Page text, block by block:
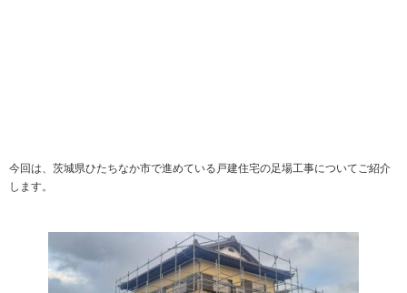
今回は、茨城県ひたちなか市で進めている戸建住宅の足場工事についてご紹介
します。